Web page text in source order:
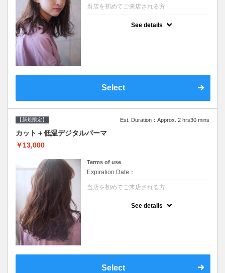
当店を初めてご来店される方
See details
Select
【新規限定】 Est. Duration：Approx. 2 hrs30 mins
カット＋低温デジタルパーマ
￥13,000
Terms of use
Expiration Date：
当店を初めてご来店される方
See details
Select